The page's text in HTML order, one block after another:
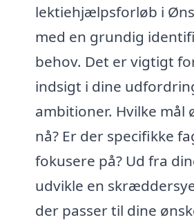
lektiehjælpsforløb i
med en grundig
behov. Det er vigtigt
indsigt i dine
ambitioner. Hvilke mål
nå? Er der specifikke
fokusere på? Ud fra
udvikle en
der passer til dine